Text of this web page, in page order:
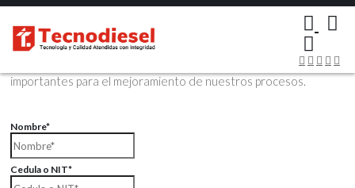
Contáctenos Vía Email
Envíenos sus datos con sus comentarios, sus opiniones son muy
importantes para el mejoramiento de nuestros procesos.
Nombre*
Cedula o NIT*